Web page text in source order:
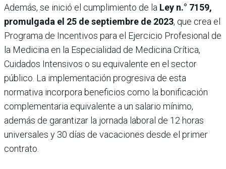
Además, se inició el cumplimiento de la Ley n.° 7159,
promulgada el 25 de septiembre de 2023, que crea el
Programa de Incentivos para el Ejercicio Profesional de
la Medicina en la Especialidad de Medicina Crítica,
Cuidados Intensivos o su equivalente en el sector
público. La implementación progresiva de esta
normativa incorpora beneficios como la bonificación
complementaria equivalente a un salario mínimo,
además de garantizar la jornada laboral de 12 horas
universales y 30 días de vacaciones desde el primer
contrato.